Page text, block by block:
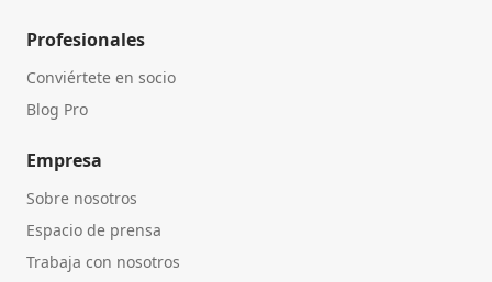
Profesionales
Conviértete en socio
Blog Pro
Empresa
Sobre nosotros
Espacio de prensa
Trabaja con nosotros